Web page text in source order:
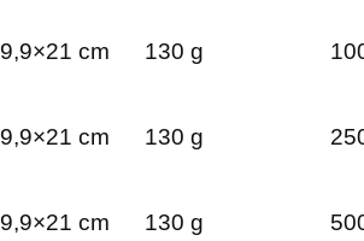
9,9×21 cm 130 g
9,9×21 cm 130 g
9,9×21 cm 130 g